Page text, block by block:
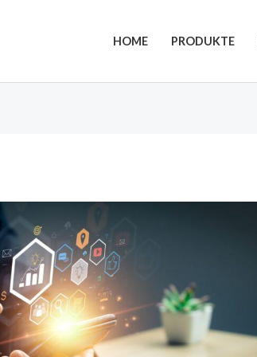
HOME PRODUKTE